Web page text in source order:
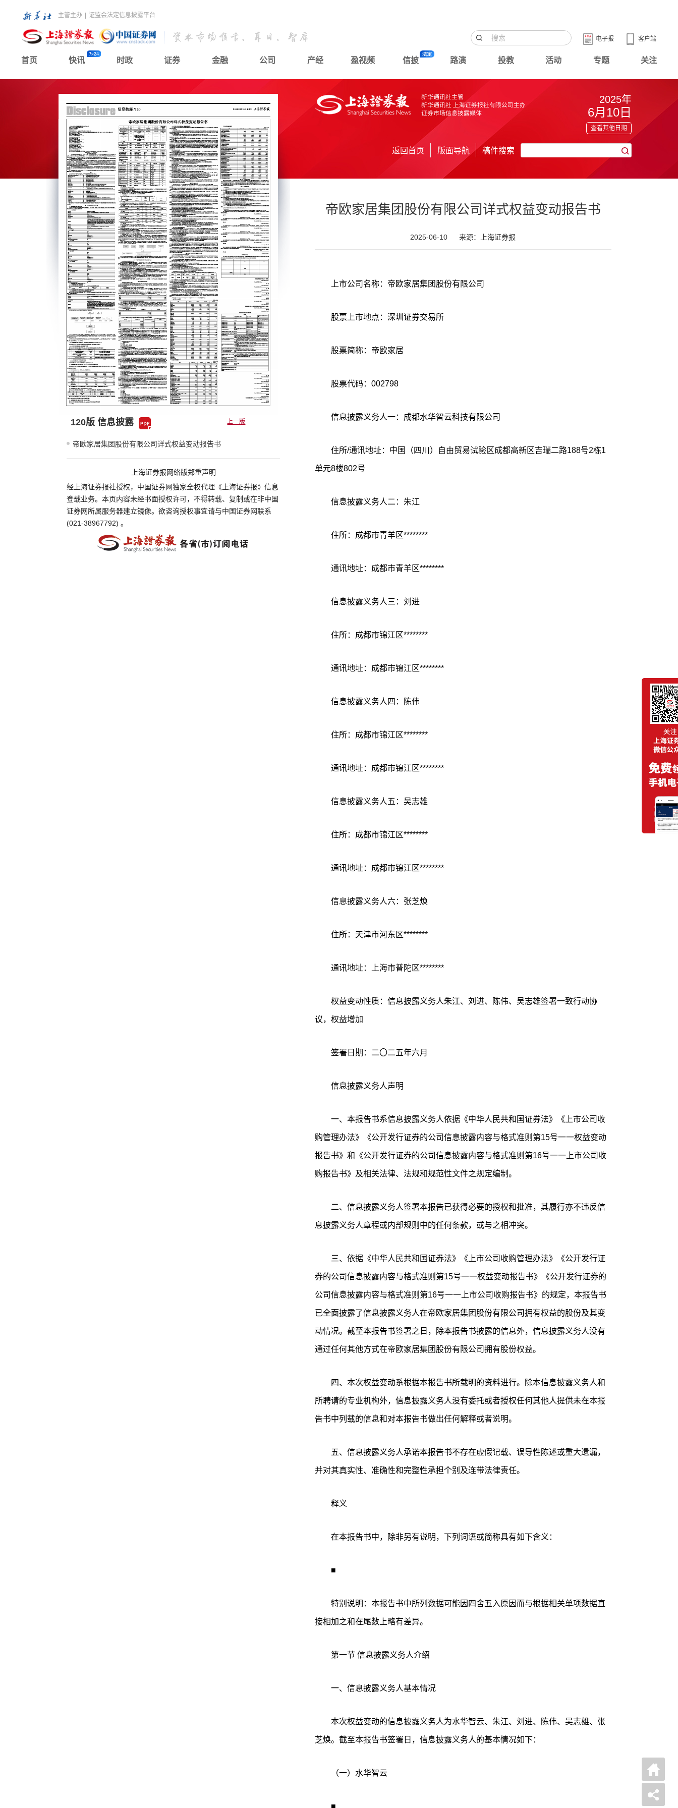
主管主办 证监会法定信息披露平台
客户端
电子报
首页 快讯 时政 证券 金融 公司 产经 盈视频 信披 路演 投教 活动 专题 关注
120版 信息披露 上一版
帝欧家居集团股份有限公司详式权益变动报告书
上海证券报网络版郑重声明
经上海证券报社授权，中国证券网独家全权代理《上海证券报》信息
登载业务。本页内容未经书面授权许可，不得转载、复制或在非中国
证券网所属服务器建立镜像。欲咨询授权事宜请与中国证券网联系
(021-38967792) 。
2025年
6月10日
查看其他日期
返回首页 版面导航 稿件搜索
帝欧家居集团股份有限公司详式权益变动报告书
2025-06-10 来源：上海证券报
上市公司名称：帝欧家居集团股份有限公司
股票上市地点：深圳证券交易所
股票简称：帝欧家居
股票代码：002798
信息披露义务人一：成都水华智云科技有限公司
住所/通讯地址：中国（四川）自由贸易试验区成都高新区吉瑞二路188号2栋1
单元8楼802号
信息披露义务人二：朱江
住所：成都市青羊区********
通讯地址：成都市青羊区********
信息披露义务人三：刘进
住所：成都市锦江区********
通讯地址：成都市锦江区********
信息披露义务人四：陈伟
住所：成都市锦江区********
通讯地址：成都市锦江区********
信息披露义务人五：吴志雄
住所：成都市锦江区********
通讯地址：成都市锦江区********
信息披露义务人六：张芝焕
住所：天津市河东区********
通讯地址：上海市普陀区********
权益变动性质：信息披露义务人朱江、刘进、陈伟、吴志雄签署一致行动协
议，权益增加
签署日期：二〇二五年六月
信息披露义务人声明
一、本报告书系信息披露义务人依据《中华人民共和国证券法》《上市公司收
购管理办法》《公开发行证券的公司信息披露内容与格式准则第15号一一权益变动
报告书》和《公开发行证券的公司信息披露内容与格式准则第16号一一上市公司收
购报告书》及相关法律、法规和规范性文件之规定编制。
二、信息披露义务人签署本报告已获得必要的授权和批准，其履行亦不违反信
息披露义务人章程或内部规则中的任何条款，或与之相冲突。
三、依据《中华人民共和国证券法》《上市公司收购管理办法》《公开发行证
券的公司信息披露内容与格式准则第15号一一权益变动报告书》《公开发行证券的
公司信息披露内容与格式准则第16号一一上市公司收购报告书》的规定，本报告书
已全面披露了信息披露义务人在帝欧家居集团股份有限公司拥有权益的股份及其变
动情况。截至本报告书签署之日，除本报告书披露的信息外，信息披露义务人没有
通过任何其他方式在帝欧家居集团股份有限公司拥有股份权益。
四、本次权益变动系根据本报告书所载明的资料进行。除本信息披露义务人和
所聘请的专业机构外，信息披露义务人没有委托或者授权任何其他人提供未在本报
告书中列载的信息和对本报告书做出任何解释或者说明。
五、信息披露义务人承诺本报告书不存在虚假记载、误导性陈述或重大遗漏，
并对其真实性、准确性和完整性承担个别及连带法律责任。
释义
在本报告书中，除非另有说明，下列词语或简称具有如下含义：
■
特别说明：本报告书中所列数据可能因四舍五入原因而与根据相关单项数据直
接相加之和在尾数上略有差异。
第一节 信息披露义务人介绍
一、信息披露义务人基本情况
本次权益变动的信息披露义务人为水华智云、朱江、刘进、陈伟、吴志雄、张
芝焕。截至本报告书签署日，信息披露义务人的基本情况如下：
（一）水华智云
■